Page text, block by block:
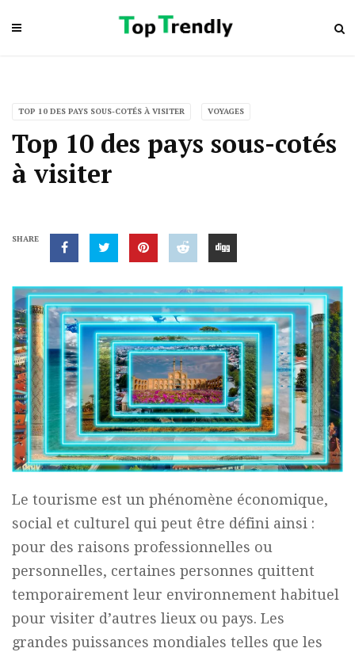
TOP 10 DES PAYS SOUS-COTÉS À VISITER VOYAGES
Top 10 des pays sous-cotés
à visiter
SHARE
Le tourisme est un phénomène économique,
social et culturel qui peut être défini ainsi :
pour des raisons professionnelles ou
personnelles, certaines personnes quittent
temporairement leur environnement habituel
pour visiter d’autres lieux ou pays. Les
grandes puissances mondiales telles que les